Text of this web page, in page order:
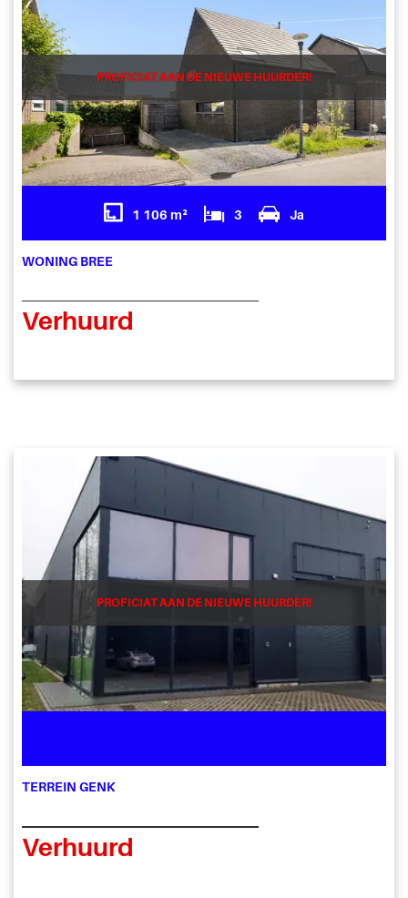
PROFICIAT AAN DE NIEUWE HUURDER!
1 106 m² 3 Ja
WONING BREE
Verhuurd
PROFICIAT AAN DE NIEUWE HUURDER!
TERREIN GENK
Verhuurd